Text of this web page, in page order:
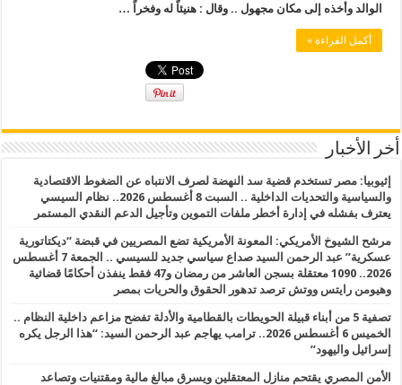
الوالد وأخذه إلى مكان مجهول .. وقال : هنيئاً له وفخراً …
أكمل القراءة »
أخر الأخبار
إثيوبيا: مصر تستخدم قضية سد النهضة لصرف الانتباه عن الضغوط الاقتصادية
والسياسية والتحديات الداخلية .. السبت 8 أغسطس 2026.. نظام السيسي
يعترف بفشله في إدارة أخطر ملفات التموين وتأجيل الدعم النقدي المستمر
مرشح الشيوخ الأمريكي: المعونة الأمريكية تضع المصريين في قبضة “ديكتاتورية
عسكرية” عبد الرحمن السيد صداع سياسي جديد للسيسي .. الجمعة 7 أغسطس
2026.. 1090 معتقلة بسجن العاشر من رمضان و47 فقط ينفذن أحكامًا قضائية
وهيومن رايتس ووتش ترصد تدهور الحقوق والحريات بمصر
تصفية 5 من أبناء قبيلة الحويطات بالقطامية والأدلة تفضح مزاعم داخلية النظام ..
الخميس 6 أغسطس 2026.. ترامب يهاجم عبد الرحمن السيد: “هذا الرجل يكره
إسرائيل واليهود”
الأمن المصري يقتحم منازل المعتقلين ويسرق مبالغ مالية ومقتنيات وتصاعد